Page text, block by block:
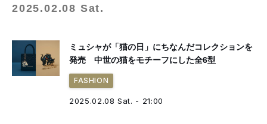
2025.02.08 Sat.
ミュシャが「猫の日」にちなんだコレクションを
発売 中世の猫をモチーフにした全6型
FASHION
2025.02.08 Sat. - 21:00